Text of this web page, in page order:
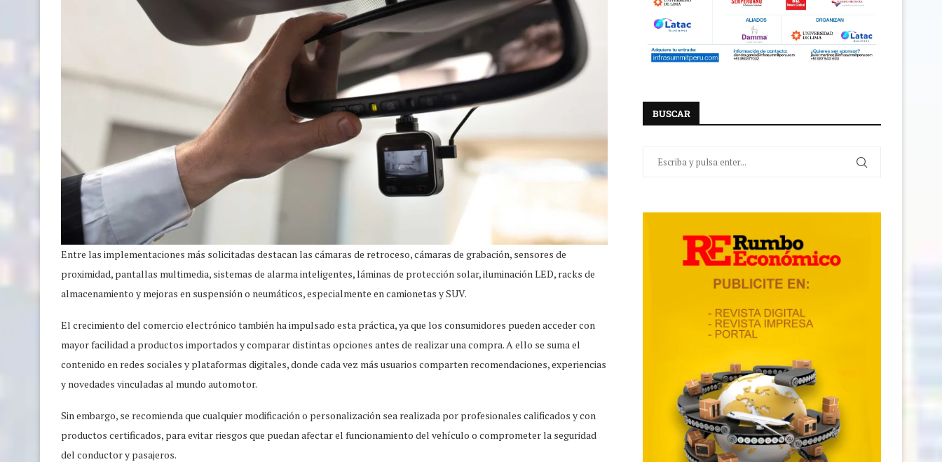
Entre las implementaciones más solicitadas destacan las cámaras de retroceso, cámaras de grabación, sensores de
proximidad, pantallas multimedia, sistemas de alarma inteligentes, láminas de protección solar, iluminación LED, racks de
almacenamiento y mejoras en suspensión o neumáticos, especialmente en camionetas y SUV.
El crecimiento del comercio electrónico también ha impulsado esta práctica, ya que los consumidores pueden acceder con
mayor facilidad a productos importados y comparar distintas opciones antes de realizar una compra. A ello se suma el
contenido en redes sociales y plataformas digitales, donde cada vez más usuarios comparten recomendaciones, experiencias
y novedades vinculadas al mundo automotor.
Sin embargo, se recomienda que cualquier modificación o personalización sea realizada por profesionales calificados y con
productos certificados, para evitar riesgos que puedan afectar el funcionamiento del vehículo o comprometer la seguridad
del conductor y pasajeros.
BUSCAR